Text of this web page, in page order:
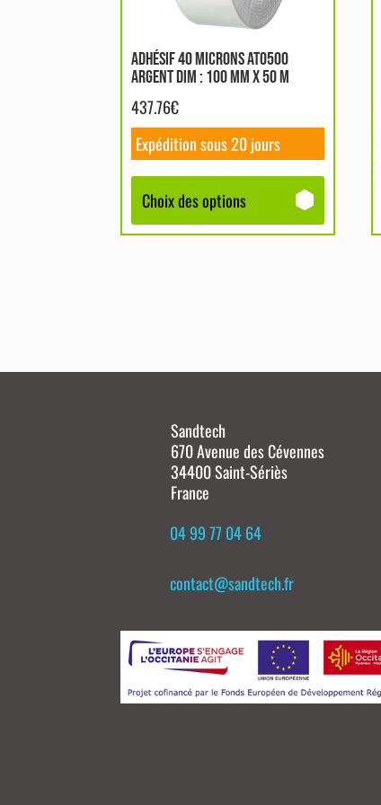
ADHÉSIF 40 MICRONS AT0500
ARGENT DIM : 100 MM X 50 M
437.76€
Expédition sous 20 jours
Choix des options
être
choisies
la
page
du
Sandtech
670 Avenue des Cévennes
34400 Saint-Sériès
France
04 99 77 04 64
contact@sandtech.fr